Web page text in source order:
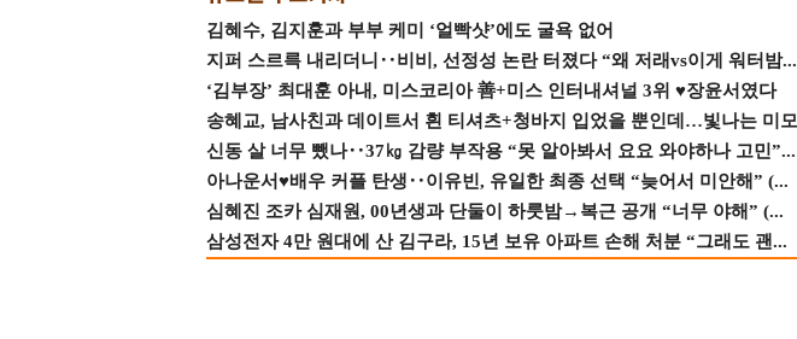
김혜수, 김지훈과 부부 케미 ‘얼빡샷’에도 굴욕 없어
지퍼 스르륵 내리더니‥비비, 선정성 논란 터졌다 “왜 저래vs이게 워터밤...
‘김부장’ 최대훈 아내, 미스코리아 善+미스 인터내셔널 3위 ♥장윤서였다
송혜교, 남사친과 데이트서 흰 티셔츠+청바지 입었을 뿐인데…빛나는 미모
신동 살 너무 뺐나‥37㎏ 감량 부작용 “못 알아봐서 요요 와야하나 고민”...
아나운서♥배우 커플 탄생‥이유빈, 유일한 최종 선택 “늦어서 미안해” (...
심혜진 조카 심재원, 00년생과 단둘이 하룻밤→복근 공개 “너무 야해” (...
삼성전자 4만 원대에 산 김구라, 15년 보유 아파트 손해 처분 “그래도 괜...